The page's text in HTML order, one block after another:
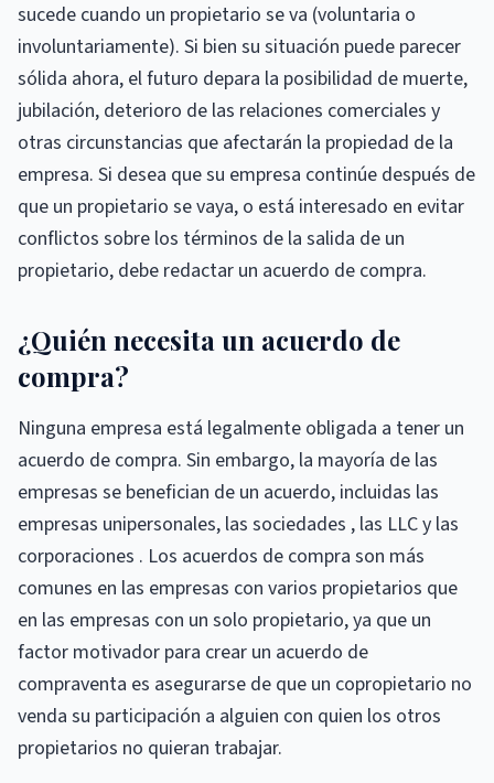
sucede cuando un propietario se va (voluntaria o
involuntariamente). Si bien su situación puede parecer
sólida ahora, el futuro depara la posibilidad de muerte,
jubilación, deterioro de las relaciones comerciales y
otras circunstancias que afectarán la propiedad de la
empresa. Si desea que su empresa continúe después de
que un propietario se vaya, o está interesado en evitar
conflictos sobre los términos de la salida de un
propietario, debe redactar un acuerdo de compra.
¿Quién necesita un acuerdo de
compra?
Ninguna empresa está legalmente obligada a tener un
acuerdo de compra. Sin embargo, la mayoría de las
empresas se benefician de un acuerdo, incluidas las
empresas unipersonales, las sociedades , las LLC y las
corporaciones . Los acuerdos de compra son más
comunes en las empresas con varios propietarios que
en las empresas con un solo propietario, ya que un
factor motivador para crear un acuerdo de
compraventa es asegurarse de que un copropietario no
venda su participación a alguien con quien los otros
propietarios no quieran trabajar.